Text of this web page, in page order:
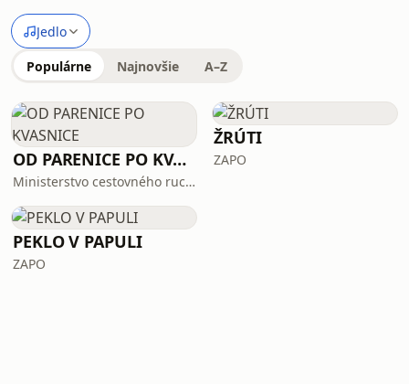
Jedlo
Populárne Najnovšie A–Z
OD PARENICE PO KVASNICE
Ministerstvo cestovného ruchu a športu Slovenskej republiky
ŽRÚTI
ZAPO
PEKLO V PAPULI
ZAPO